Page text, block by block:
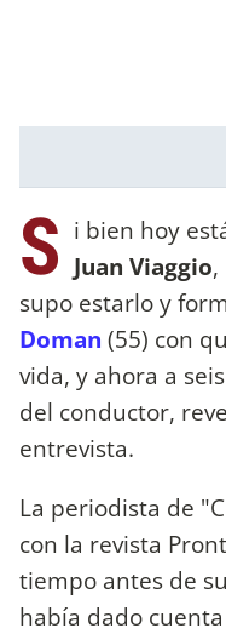
S i bien hoy
Juan Viaggio,
supo estarlo y
Doman (55) con
vida, y ahora a
del conductor,
entrevista.
La periodista de
con la revista
tiempo antes de
había dado